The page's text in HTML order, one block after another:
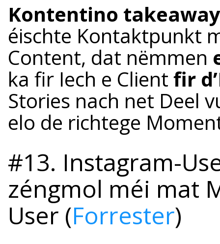
Kontentino
éischte Kontaktpunkt
Content, dat nëmmen
ka fir Iech e Client fir
Stories nach net Deel
elo de richtege
#13. Instagram-
zéngmol méi mat
User (Forrester)